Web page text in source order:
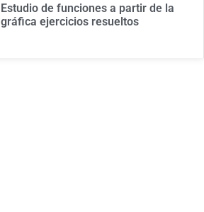
Estudio de funciones a partir de la
gráfica ejercicios resueltos